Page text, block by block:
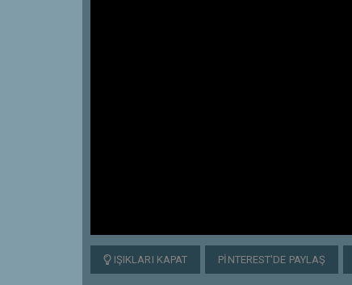
IŞIKLARI KAPAT PINTEREST'DE PAYLAŞ